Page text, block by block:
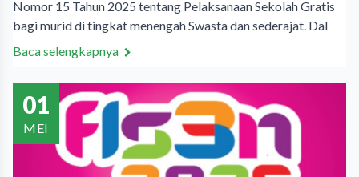
Nomor 15 Tahun 2025 tentang Pelaksanaan Sekolah Gratis
bagi murid di tingkat menengah Swasta dan sederajat. Dal
Baca selengkapnya
01
MEI